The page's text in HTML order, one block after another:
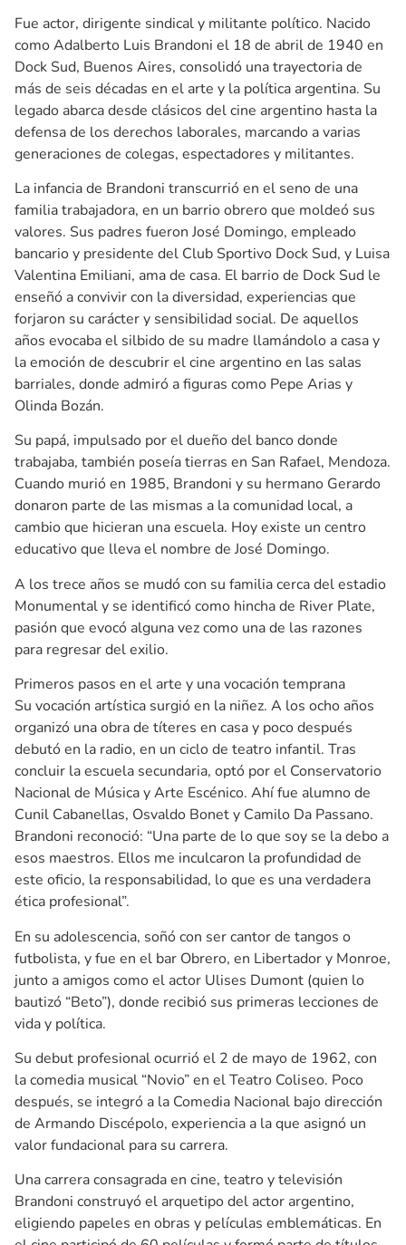
Fue actor, dirigente sindical y militante político. Nacido
como Adalberto Luis Brandoni el 18 de abril de 1940 en
Dock Sud, Buenos Aires, consolidó una trayectoria de
más de seis décadas en el arte y la política argentina. Su
legado abarca desde clásicos del cine argentino hasta la
defensa de los derechos laborales, marcando a varias
generaciones de colegas, espectadores y militantes.
La infancia de Brandoni transcurrió en el seno de una
familia trabajadora, en un barrio obrero que moldeó sus
valores. Sus padres fueron José Domingo, empleado
bancario y presidente del Club Sportivo Dock Sud, y Luisa
Valentina Emiliani, ama de casa. El barrio de Dock Sud le
enseñó a convivir con la diversidad, experiencias que
forjaron su carácter y sensibilidad social. De aquellos
años evocaba el silbido de su madre llamándolo a casa y
la emoción de descubrir el cine argentino en las salas
barriales, donde admiró a figuras como Pepe Arias y
Olinda Bozán.
Su papá, impulsado por el dueño del banco donde
trabajaba, también poseía tierras en San Rafael, Mendoza.
Cuando murió en 1985, Brandoni y su hermano Gerardo
donaron parte de las mismas a la comunidad local, a
cambio que hicieran una escuela. Hoy existe un centro
educativo que lleva el nombre de José Domingo.
A los trece años se mudó con su familia cerca del estadio
Monumental y se identificó como hincha de River Plate,
pasión que evocó alguna vez como una de las razones
para regresar del exilio.
Primeros pasos en el arte y una vocación temprana
Su vocación artística surgió en la niñez. A los ocho años
organizó una obra de títeres en casa y poco después
debutó en la radio, en un ciclo de teatro infantil. Tras
concluir la escuela secundaria, optó por el Conservatorio
Nacional de Música y Arte Escénico. Ahí fue alumno de
Cunil Cabanellas, Osvaldo Bonet y Camilo Da Passano.
Brandoni reconoció: “Una parte de lo que soy se la debo a
esos maestros. Ellos me inculcaron la profundidad de
este oficio, la responsabilidad, lo que es una verdadera
ética profesional”.
En su adolescencia, soñó con ser cantor de tangos o
futbolista, y fue en el bar Obrero, en Libertador y Monroe,
junto a amigos como el actor Ulises Dumont (quien lo
bautizó “Beto”), donde recibió sus primeras lecciones de
vida y política.
Su debut profesional ocurrió el 2 de mayo de 1962, con
la comedia musical “Novio” en el Teatro Coliseo. Poco
después, se integró a la Comedia Nacional bajo dirección
de Armando Discépolo, experiencia a la que asignó un
valor fundacional para su carrera.
Una carrera consagrada en cine, teatro y televisión
Brandoni construyó el arquetipo del actor argentino,
eligiendo papeles en obras y películas emblemáticas. En